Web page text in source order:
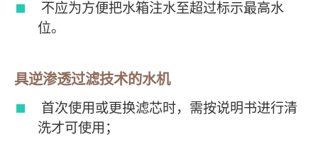
不应为方便把水箱注水至超过标示最高水
位。
具逆渗透过滤技术的水机
首次使用或更换滤芯时，需按说明书进行清
洗才可使用；